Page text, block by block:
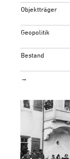
Objektträger
Geopolitik
Bestand
→